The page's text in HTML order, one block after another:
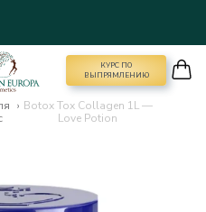
КУРС ПО
ВЫПРЯМЛЕНИЮ
› Botox Tox Collagen 1L —
Love Potion